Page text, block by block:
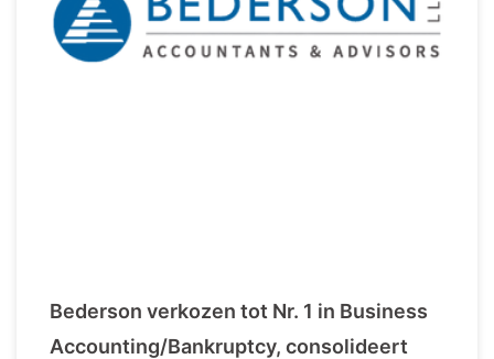
Bederson verkozen tot Nr. 1 in Business
Accounting/Bankruptcy, consolideert